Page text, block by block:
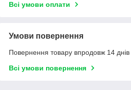
Всі умови оплати
Умови повернення
Повернення товару впродовж 14
Всі умови повернення